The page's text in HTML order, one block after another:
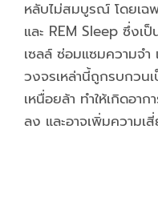
หลับไม่สมบูรณ์ โดยเฉ
และ REM Sleep ซึ่ง
เซลล์ ซ่อมแซมความจ
วงจรเหล่านี้ถูกรบกวน
เหนื่อยล้า ทำให้เกิดอา
ลง และอาจเพิ่มความเ